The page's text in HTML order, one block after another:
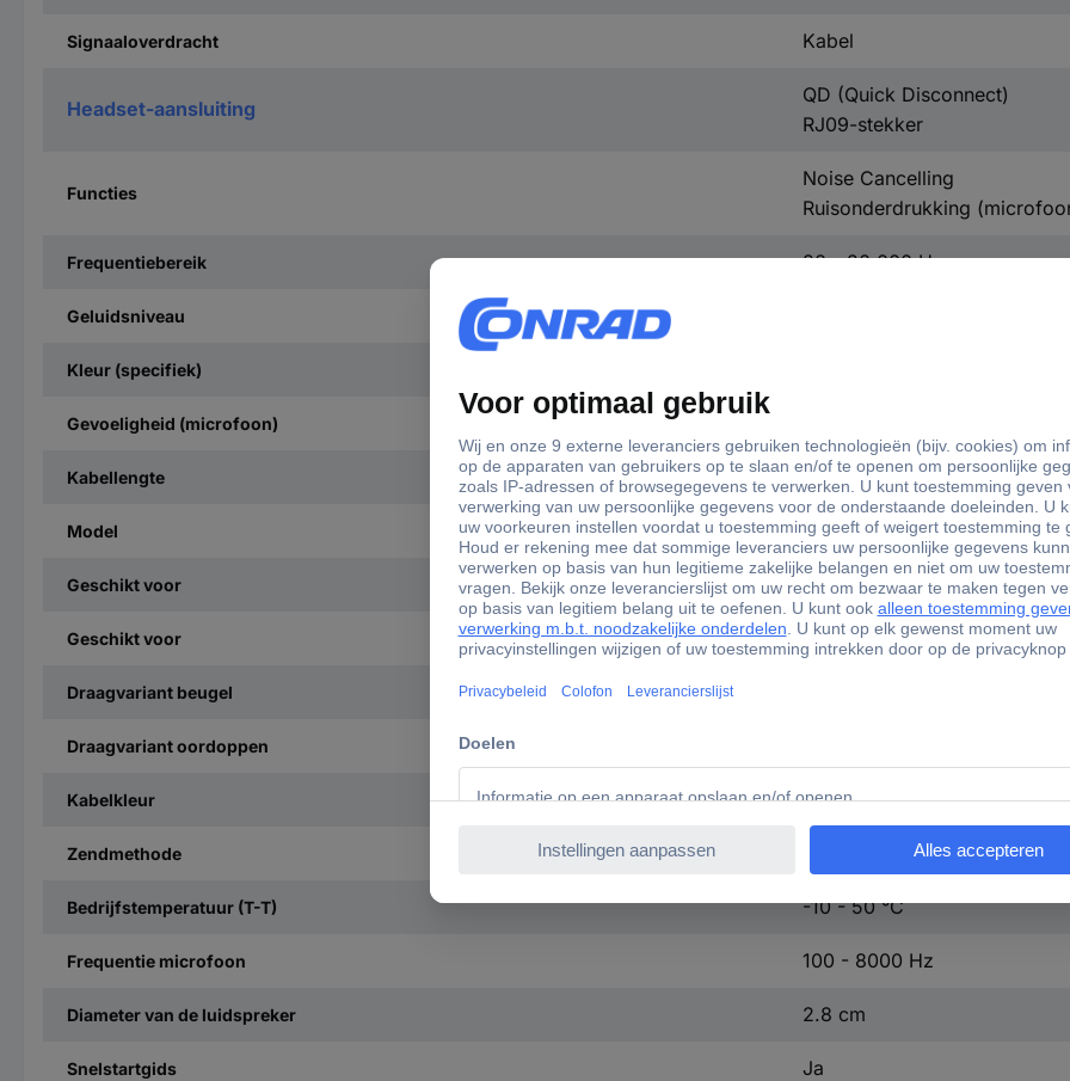
Signaaloverdracht Kabel
Headset-aansluiting
QD (Quick Disconnect)
RJ09-stekker
Functies
Noise Cancelling
Ruisonderdrukking
Frequentiebereik 20 - 20.000 Hz
Geluidsniveau
Kleur (specifiek)
Gevoeligheid (microfoon)
Kabellengte 0.9 m
Model YHS34 Mono
Geschikt voor Universal
Geschikt voor Universeel
Draagvariant beugel
Draagvariant oordoppen
Kabelkleur Zwart
Zendmethode Kabelgebonden
Bedrijfstemperatuur (T-T) -10 - 50 °C
Frequentie microfoon 100 - 8000 Hz
Diameter van de luidspreker 2.8 cm
Snelstartgids Ja